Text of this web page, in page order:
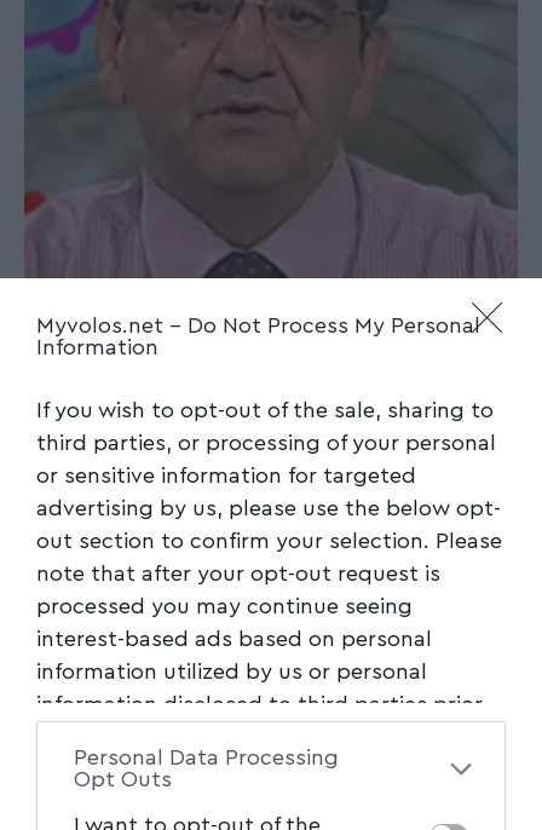
Myvolos.net - Do Not Process My Personal
Information
If you wish to opt-out of the sale, sharing to
third parties, or processing of your personal
or sensitive information for targeted
advertising by us, please use the below opt-
out section to confirm your selection. Please
note that after your opt-out request is
processed you may continue seeing
interest-based ads based on personal
information utilized by us or personal
information disclosed to third parties prior
of the further disclosure of your personal
Personal Data Processing
Opt Outs
I want to opt-out of the
Ο Γιάννης Καλλιάνος βουλευτής της ΝΔ και
αναλυτής μετεωρολογικών φαινομένων σε
τηλεοπτικό σταθμό, διαψεύδει την κυβέρνηση
και αναφέρει: «Πέσαμε μέσα μέχρι και στην